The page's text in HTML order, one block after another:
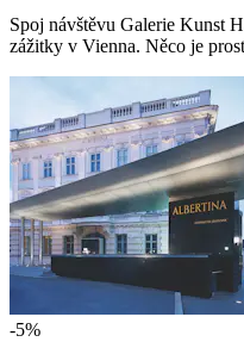
Spoj návštěvu Galerie Kunst
zážitky v Vienna. Něco je
-5%